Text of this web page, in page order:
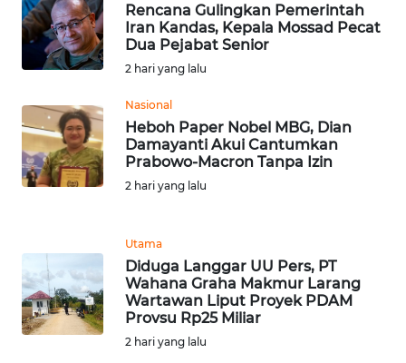
Rencana Gulingkan Pemerintah
Iran Kandas, Kepala Mossad Pecat
Dua Pejabat Senior
2 hari yang lalu
Nasional
Heboh Paper Nobel MBG, Dian
Damayanti Akui Cantumkan
Prabowo-Macron Tanpa Izin
2 hari yang lalu
Utama
Diduga Langgar UU Pers, PT
Wahana Graha Makmur Larang
Wartawan Liput Proyek PDAM
Provsu Rp25 Miliar
2 hari yang lalu
WN
TAPANULI
SELATAN
WN
TANJUNG
LESUNG
WN
SIMALUNGUN
WN